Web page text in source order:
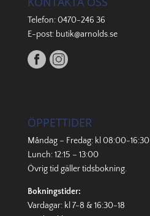
Telefon:0470-246 36
E-post: butik@arnolds.se
ÖPPETTIDER
Måndag – Fredag: kl 08:00-16:30
Lunch: 12:15 – 13:00
Övrig tid gällertidsbokning.
Bokningstider:
Vardagar: kl 7-8 & 16:30-18